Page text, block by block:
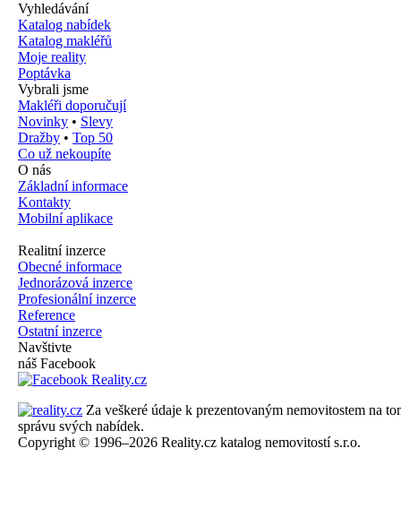
Vyhledávání
Katalog nabídek
Katalog makléřů
Moje reality
Poptávka
Vybrali jsme
Makléři doporučují
Novinky • Slevy
Dražby • Top 50
Co už nekoupíte
O nás
Základní informace
Kontakty
Mobilní aplikace
Realitní inzerce
Obecné informace
Jednorázová inzerce
Profesionální inzerce
Reference
Ostatní inzerce
Navštivte
náš Facebook
Za veškeré údaje k prezentovaným nemovitostem na
správu svých nabídek.
Copyright © 1996–2026 Reality.cz katalog nemovitostí s.r.o.